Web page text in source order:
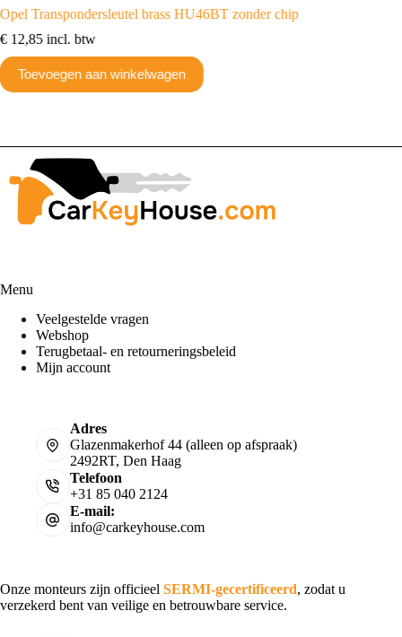
Opel Transpondersleutel brass HU46BT zonder chip
€ 12,85 incl. btw
Toevoegen aan winkelwagen
Menu
Veelgestelde vragen
Webshop
Terugbetaal- en retourneringsbeleid
Mijn account
Adres
Glazenmakerhof 44 (alleen op afspraak)
2492RT, Den Haag
Telefoon
+31 85 040 2124
E-mail:
info@carkeyhouse.com
Onze monteurs zijn officieel SERMI-gecertificeerd, zodat u
verzekerd bent van veilige en betrouwbare service.